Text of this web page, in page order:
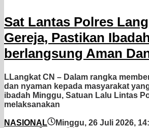
Sat Lantas Polres
Gereja, Pastikan
berlangsung Aman
LLangkat CN – Dalam rangka
dan nyaman kepada masyarakat
ibadah Minggu, Satuan Lalu Lintas
melaksanakan
NASIONAL Minggu, 26 Juli 2026,